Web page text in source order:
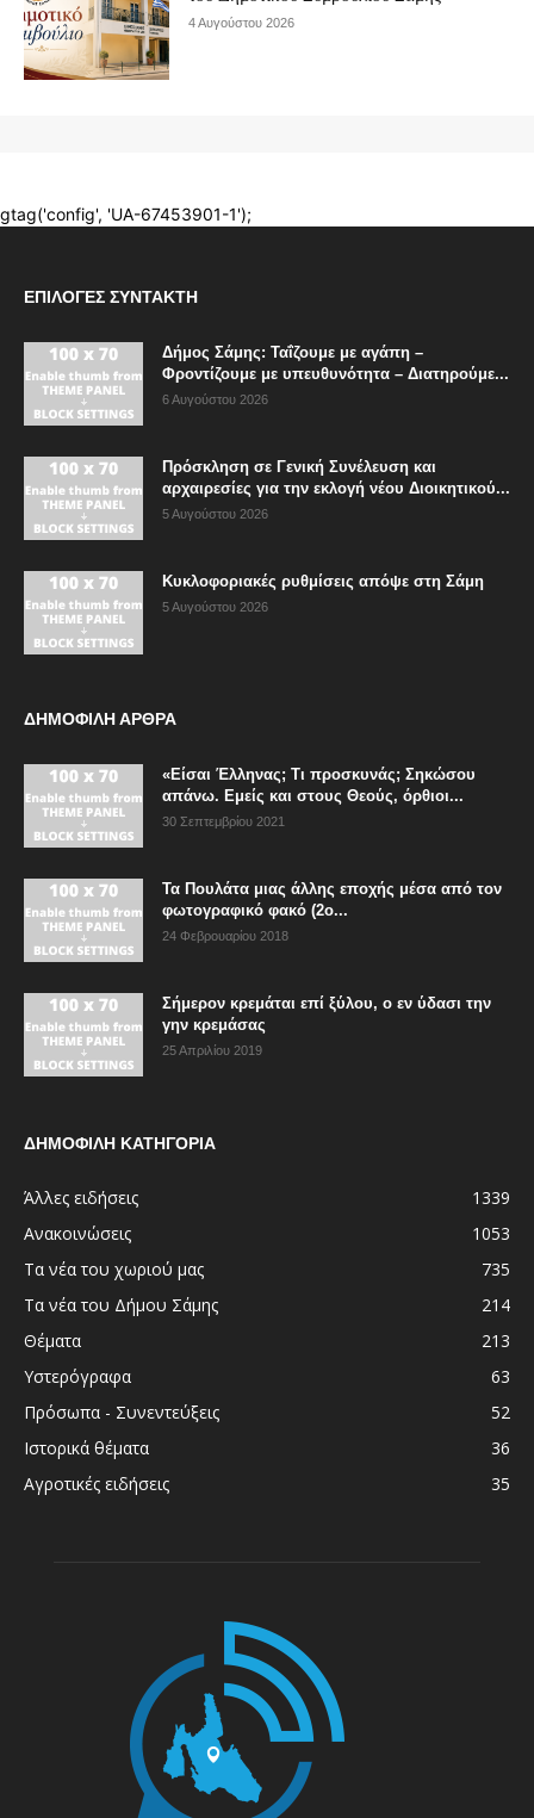
ΕΠΙΛΟΓΈΣ ΣΥΝΤΆΚΤΗ
Δήμος Σάμης: Ταΐζουμε με αγάπη –
Φροντίζουμε με υπευθυνότητα – Διατηρούμε...
6 Αυγούστου 2026
Πρόσκληση σε Γενική Συνέλευση και
αρχαιρεσίες για την εκλογή νέου Διοικητικού...
5 Αυγούστου 2026
Κυκλοφοριακές ρυθμίσεις απόψε στη Σάμη
5 Αυγούστου 2026
ΔΗΜΟΦΙΛΗ ΑΡΘΡΑ
«Είσαι Έλληνας; Τι προσκυνάς; Σηκώσου
απάνω. Εμείς και στους Θεούς, όρθιοι...
30 Σεπτεμβρίου 2021
Τα Πουλάτα μιας άλλης εποχής μέσα από τον
φωτογραφικό φακό (2ο...
24 Φεβρουαρίου 2018
Σήμερον κρεμάται επί ξύλου, ο εν ύδασι την
γην κρεμάσας
25 Απριλίου 2019
ΔΗΜΟΦΙΛΗ ΚΑΤΗΓΟΡΙΑ
Άλλες ειδήσεις
1339
Ανακοινώσεις
1053
Τα νέα του χωριού μας
735
Τα νέα του Δήμου Σάμης
214
Θέματα
213
Υστερόγραφα
63
Πρόσωπα - Συνεντεύξεις
52
Ιστορικά θέματα
36
Αγροτικές ειδήσεις
35